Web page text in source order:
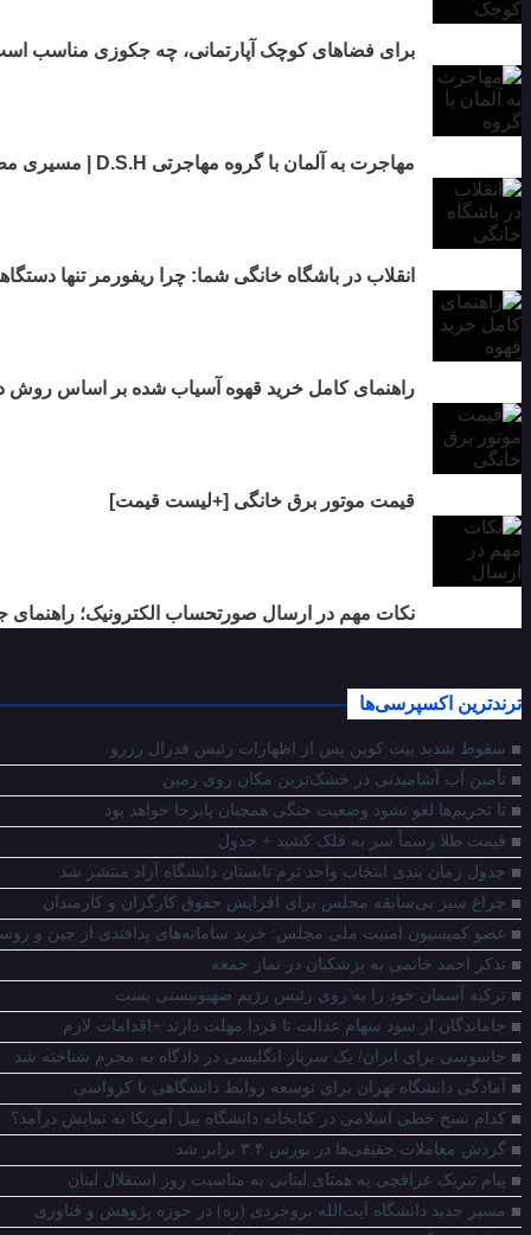
برای فضاهای کوچک آپارتمانی، چه جکوزی مناسب
مهاجرت به آلمان با گروه مهاجرتی D.S.H | مسیری مطمئن برای آینده‌ای درخشان
انقلاب در باشگاه خانگی شما: چرا ریفورمر تنها
راهنمای کامل خرید قهوه آسیاب شده بر اساس روش
قیمت موتور برق خانگی [+لیست قیمت]
نکات مهم در ارسال صورتحساب الکترونیک؛ راهنمای
ترندترین اکسپرسی‌ها
سقوط شدید بیت کوین پس از اظهارات رئیس فدرال رزرو
تأمین آب آشامیدنی در خشک‌ترین مکان روی زمین
تا تحریم‌ها لغو نشود وضعیت جنگی همچنان پابرجا خواهد بود
قیمت طلا رسماً سر به فلک کشید + جدول
جدول زمان بندی انتخاب واحد ترم تابستان دانشگاه آزاد منتشر شد
چراغ سبز بی‌سابقه مجلس برای افزایش حقوق کارگران و کارمندان
عضو کمیسیون امنیت ملی مجلس: خرید سامانه‌های پدافندی از چین و
تذکر احمد خاتمی به پزشکیان در نماز جمعه
ترکیه آسمان خود را به روی رئیس رژیم صهیونیستی بست
جاماندگان از سود سهام عدالت تا فردا مهلت دارند +اقدامات لازم
جاسوسی برای ایران/ یک سرباز انگلیسی در دادگاه به مجرم شناخته شد
آمادگی دانشگاه تهران برای توسعه روابط دانشگاهی با کرواسی
کدام نسخ خطی اسلامی در کتابخانه دانشگاه ییل آمریکا به نمایش درآمد؟
گردش معاملات حقیقی‌ها در بورس ۳.۴ برابر شد
پیام تبریک عراقچی به همتای لبنانی به مناسبت روز استقلال لبنان
مسیر جدید دانشگاه آیت‌الله بروجردی (ره) در حوزه پژوهش و فناوری